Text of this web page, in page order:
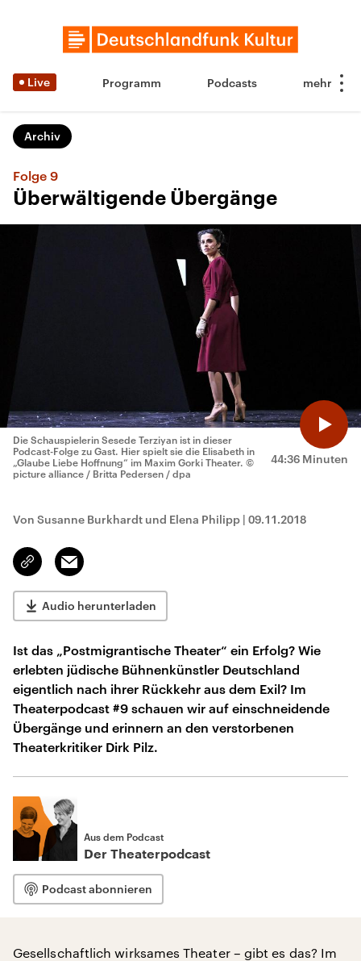
Live Programm Podcasts
Archiv
Folge 9
Überwältigende Übergänge
44:36 Minuten
Die Schauspielerin Sesede Terziyan ist in dieser
Podcast-Folge zu Gast. Hier spielt sie die Elisabeth in
„Glaube Liebe Hoffnung“ im Maxim Gorki Theater. ©
picture alliance / Britta Pedersen / dpa
Von Susanne Burkhardt und Elena Philipp | 09.11.2018
Link
kopieren/teilen
Email
Audio herunterladen
Ist das „Postmigrantische Theater“ ein Erfolg? Wie
erlebten jüdische Bühnenkünstler Deutschland
eigentlich nach ihrer Rückkehr aus dem Exil? Im
Theaterpodcast #9 schauen wir auf einschneidende
Übergänge und erinnern an den verstorbenen
Theaterkritiker Dirk Pilz.
Aus dem Podcast
Der Theaterpodcast
Podcast abonnieren
Gesellschaftlich wirksames Theater – gibt es das? Im